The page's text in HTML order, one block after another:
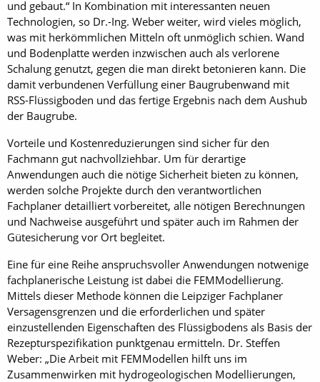
und gebaut.“ In Kombination mit interessanten neuen
Technologien, so Dr.-Ing. Weber weiter, wird vieles möglich,
was mit herkömmlichen Mitteln oft unmöglich schien. Wand
und Bodenplatte werden inzwischen auch als verlorene
Schalung genutzt, gegen die man direkt betonieren kann. Die
damit verbundenen Verfüllung einer Baugrubenwand mit
RSS-Flüssigboden und das fertige Ergebnis nach dem Aushub
der Baugrube.
Vorteile und Kostenreduzierungen sind sicher für den
Fachmann gut nachvollziehbar. Um für derartige
Anwendungen auch die nötige Sicherheit bieten zu können,
werden solche Projekte durch den verantwortlichen
Fachplaner detailliert vorbereitet, alle nötigen Berechnungen
und Nachweise ausgeführt und später auch im Rahmen der
Gütesicherung vor Ort begleitet.
Eine für eine Reihe anspruchsvoller Anwendungen notwenige
fachplanerische Leistung ist dabei die FEMModellierung.
Mittels dieser Methode können die Leipziger Fachplaner
Versagensgrenzen und die erforderlichen und später
einzustellenden Eigenschaften des Flüssigbodens als Basis der
Rezepturspezifikation punktgenau ermitteln. Dr. Steffen
Weber: „Die Arbeit mit FEMModellen hilft uns im
Zusammenwirken mit hydrogeologischen Modellierungen,